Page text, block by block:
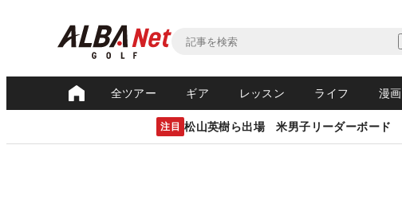
全ツアー ギア レッスン ライフ 漫画
注目 松山英樹ら出場 米男子リーダーボード